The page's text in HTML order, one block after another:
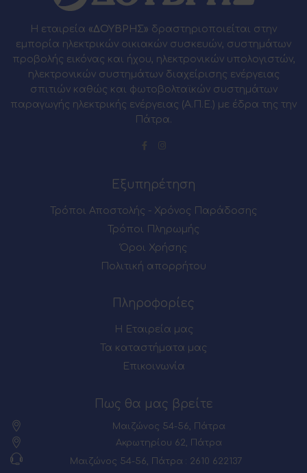
Η εταιρεία «ΔΟΥΒΡΗΣ» δραστηριοποιείται στην
εμπορία ηλεκτρικών οικιακών συσκευών, συστημάτων
προβολής εικόνας και ήχου, ηλεκτρονικών υπολογιστών,
ηλεκτρονικών συστημάτων διαχείρισης ενέργειας
σπιτιών καθώς και φωτοβολταϊκών συστημάτων
παραγωγής ηλεκτρικής ενέργειας (Α.Π.Ε.) με έδρα της την
Πάτρα.
Εξυπηρέτηση
Τρόποι Αποστολής - Χρόνος Παράδοσης
Τρόποι Πληρωμής
Όροι Χρήσης
Πολιτική απορρήτου
Πληροφορίες
Η Εταιρεία μας
Τα καταστήματα μας
Επικοινωνία
Πως θα μας βρείτε
Μαιζώνος 54-56, Πάτρα
Ακρωτηρίου 62, Πάτρα
Μαιζώνος 54-56, Πάτρα : 2610 622137